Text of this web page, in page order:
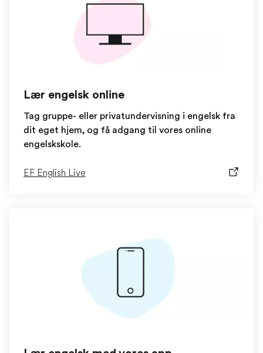
Lær engelsk online
Tag gruppe- eller privatundervisning i engelsk fra
dit eget hjem, og få adgang til vores online
engelskskole.
EF English Live